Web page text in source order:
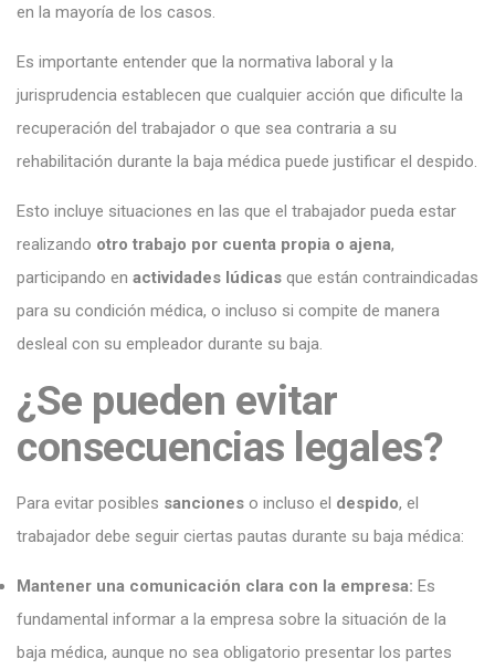
en la mayoría de los casos.
Es importante entender que la normativa laboral y la
jurisprudencia establecen que cualquier acción que dificulte la
recuperación del trabajador o que sea contraria a su
rehabilitación durante la baja médica puede justificar el despido.
Esto incluye situaciones en las que el trabajador pueda estar
realizando otro trabajo por cuenta propia o ajena,
participando en actividades lúdicas que están contraindicadas
para su condición médica, o incluso si compite de manera
desleal con su empleador durante su baja.
¿Se pueden evitar
consecuencias legales?
Para evitar posibles sanciones o incluso el despido, el
trabajador debe seguir ciertas pautas durante su baja médica:
Mantener una comunicación clara con la empresa: Es
fundamental informar a la empresa sobre la situación de la
baja médica, aunque no sea obligatorio presentar los partes